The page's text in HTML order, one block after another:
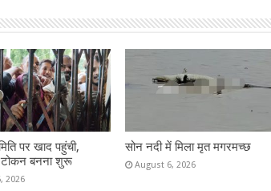
पर खाद पहुंची,
टोकन बनना शुरू
2026
सोन नदी में मिला मृत मगरमच्छ
August 6, 2026